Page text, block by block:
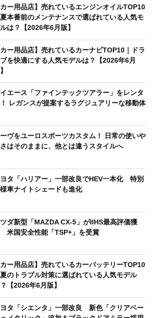
カー用品店】売れているエンジンオイルTOP10
夏本番前のメンテナンスで選ばれている人気モ
は？【2026年6月版】
カー用品店】売れているカーナビTOP10｜ドラ
を快適にする人気モデルは？【2026年6月
エース「ファインテックツアラー」をレンタ
レガンスが提案するラグジュアリーな移動体
ヴをユーロスポーツカスタム！ 日常の使いや
はそのままに、他とは違うスタイルへ
ヨタ「ハリアー」一部改良でHEV一本化 特別
車ナイトシェードも進化
ダ新型「MAZDA CX-5」がIIHS最高評価獲
米国安全性能「TSP+」を受賞
カー用品店】売れているカーバッテリーTOP10
夏のトラブル対策に選ばれている人気モデル
【2026年6月版】
ヨタ「シエンタ」一部改良 新色「クリアベー